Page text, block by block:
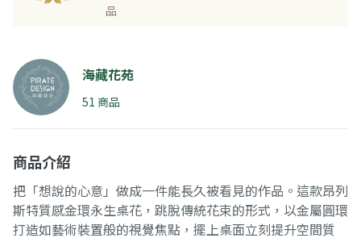
品
海藏花苑
51 商品
商品介紹
把「想說的心意」做成一件能長久被看見的作品。這款昂列
斯特質感金環永生桌花，跳脫傳統花束的形式，以金屬圓環
打造如藝術裝置般的視覺焦點，擺上桌面立刻提升空間質